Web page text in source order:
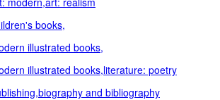
books,
illustrated books,
illustrated books,literature: poetry
and bibliography